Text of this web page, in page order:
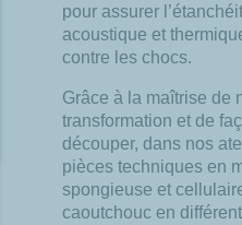
pour assurer
acoustique et
contre les chocs.
Grâce à la maîtrise de
transformation et de
découper, dans nos
pièces techniques en
spongieuse et
caoutchouc en